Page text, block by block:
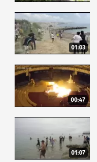
01:03
00:47
01:07